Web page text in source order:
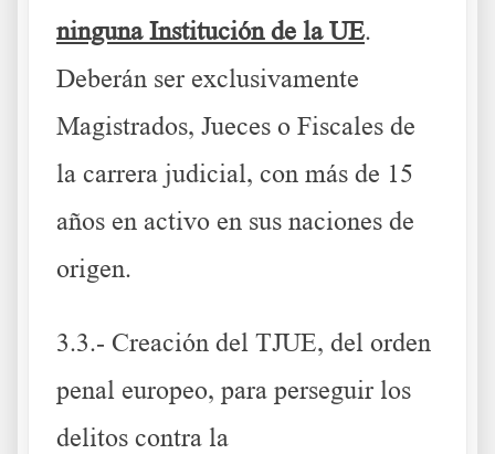
ninguna Institución de la UE.
Deberán ser exclusivamente
Magistrados, Jueces o Fiscales de
la carrera judicial, con más de 15
años en activo en sus naciones de
origen.
3.3.- Creación del TJUE, del orden
penal europeo, para perseguir los
delitos contra la